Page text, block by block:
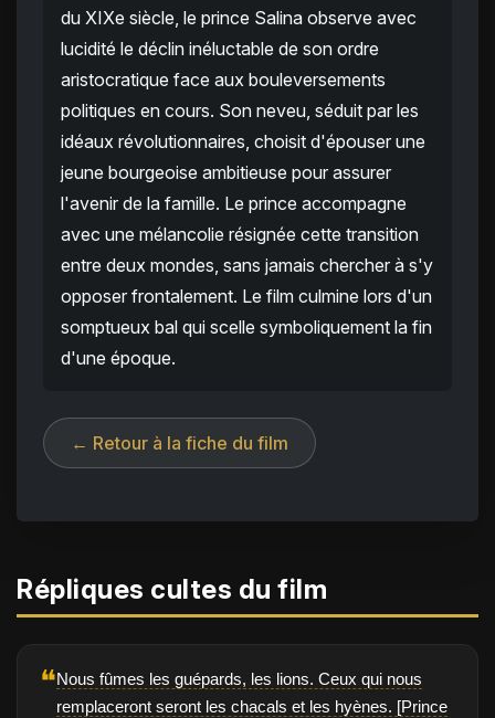
du XIXe siècle, le prince Salina observe avec
lucidité le déclin inéluctable de son ordre
aristocratique face aux bouleversements
politiques en cours. Son neveu, séduit par les
idéaux révolutionnaires, choisit d'épouser une
jeune bourgeoise ambitieuse pour assurer
l'avenir de la famille. Le prince accompagne
avec une mélancolie résignée cette transition
entre deux mondes, sans jamais chercher à s'y
opposer frontalement. Le film culmine lors d'un
somptueux bal qui scelle symboliquement la fin
d'une époque.
← Retour à la fiche du film
Répliques cultes du film
❝Nous fûmes les guépards, les lions. Ceux qui nous
remplaceront seront les chacals et les hyènes. [Prince